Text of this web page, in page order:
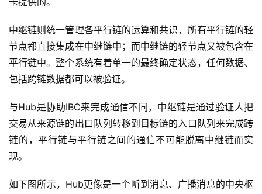
中继链则统一管理各平行链的运算和共识，所有平行链的轻
节点都直接集成在中继链中；而中继链的轻节点又被包含在
平行链中。整个系统有着单一的最终确定状态，任何数据、
包括跨链数据都可以被验证。
与Hub是协助IBC来完成通信不同，中继链是通过验证人把
交易从来源链的出口队列转移到目标链的入口队列来完成跨
链的，平行链与平行链之间的通信不可能脱离中继链而实
现。
如下图所示，Hub更像是一个听到消息、广播消息的中央枢